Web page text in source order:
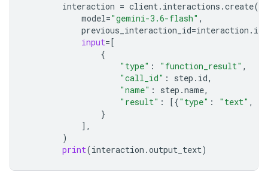
interaction = client. interactions .create(
model="gemini-3.6-flash" ,
previous_interaction_id=interaction . id
input=[
{
"type" : "function_result" ,
"call_id" : step . id,
"name" : step .name,
"result" : [{"type" : "text" ,
}
],
)
print(interaction .output_text)